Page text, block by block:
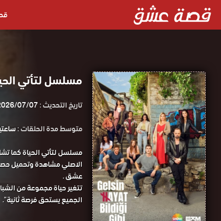
مسلسل لتأتي
تاريخ التحديث :07/07
متوسط مدة الحلقات :ساعتين و
الاصلي مشاهدة وتحميل
عشق .
تتغير حياة مجموعة من
الجميع يستحق فرصة ثانية ".